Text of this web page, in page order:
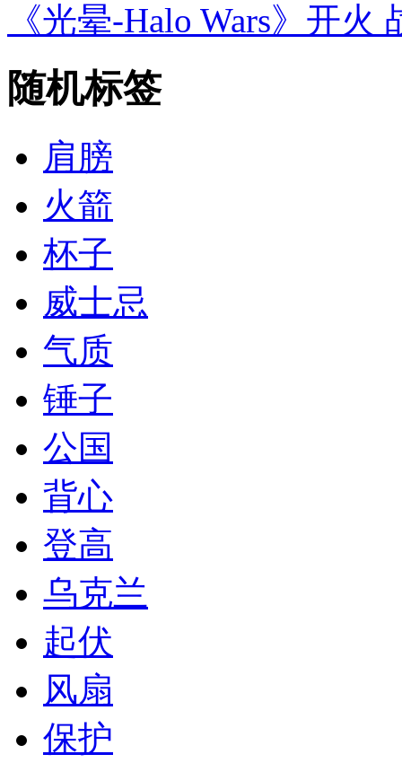
《光晕-Halo Wars》开
随机标签
肩膀
火箭
杯子
威士忌
气质
锤子
公国
背心
登高
乌克兰
起伏
风扇
保护